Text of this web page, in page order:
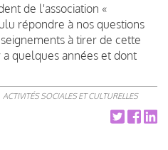
de l'association «
répondre à nos questions
à tirer de cette
quelques années et dont
ACTIVITÉS SOCIALES ET CULTURELLES